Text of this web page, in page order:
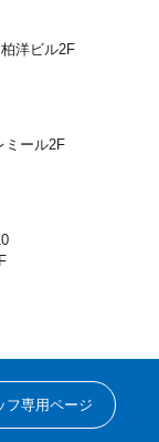
洋ビル2F
ミール2F
フ専用ページ